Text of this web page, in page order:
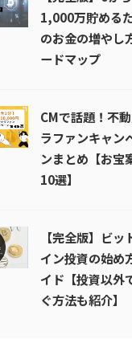
1,000万貯める
のお金の増やし
ードマップ
CMで話題！不
ラファンキャン
ンまとめ【お宝
10選】
【完全版】ビッ
イン投資の始め
イド【投資以外
ぐ方法も紹介】